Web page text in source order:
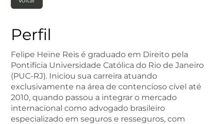
Perfil
Felipe Heine Reis é graduado em Direito pela
Pontifícia Universidade Católica do Rio de Janeiro
(PUC-RJ). Iniciou sua carreira atuando
exclusivamente na área de contencioso cível até
2010, quando passou a integrar o mercado
internacional como advogado brasileiro
especializado em seguros e resseguros, com